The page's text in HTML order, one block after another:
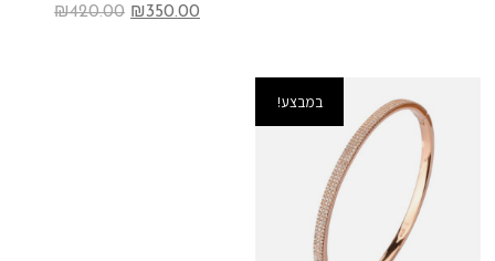
₪350.00
₪420.00
במבצע!